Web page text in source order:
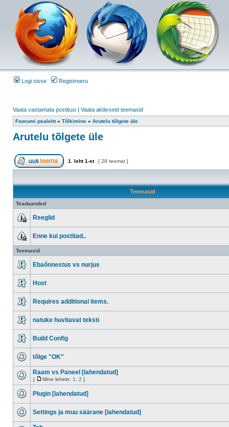
Logi sisse Registreeru
Vaata vastamata postitusi | Vaata aktiivseid teemasid
Foorumi pealeht» Tõlkimine » Arutelu tõlgete üle
Arutelu tõlgete üle
1 . leht1-st [ 28 teemat ]
Teemasid
Teadaanded
Reeglid
Enne kui postitad..
Teemasid
Ebaõnnestus vs nurjus
Host
Requires additional items.
natuke huvitavat teksti
Build Config
tõlge "OK"
Raam vs Paneel [lahendatud]
[ Mine lehele: 1 2 ]
Plugin [lahendatud]
Settings ja muu säärane [lahendatud]